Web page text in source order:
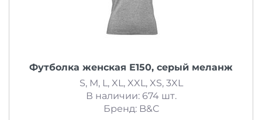
Футболка женская E150, серый меланж
S, M, L, XL, XXL, XS, 3XL
В наличии: 674 шт.
Бренд: B&C